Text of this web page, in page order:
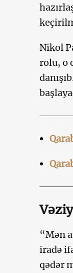
Nikol
rolu, o
“Mən
iradə
qədər